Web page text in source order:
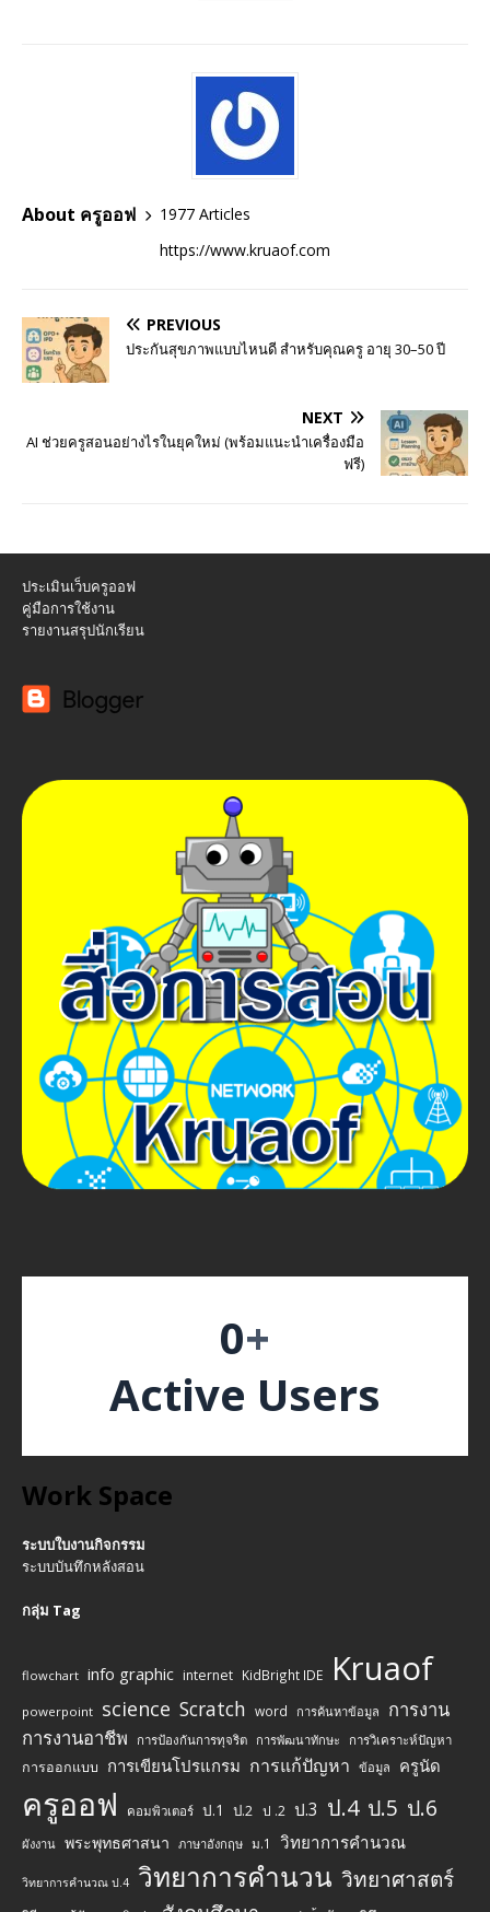
About ครูออฟ
1977 Articles
https://www.kruaof.com
PREVIOUS
ประกันสุขภาพแบบไหนดี สำหรับคุณครู อายุ 30–50 ปี
NEXT
AI ช่วยครูสอนอย่างไรในยุคใหม่ (พร้อมแนะนำเครื่องมือ
ฟรี)
ประเมินเว็บครูออฟ
คู่มือการใช้งาน
รายงานสรุปนักเรียน
0+
Active Users
Work Space
ระบบใบงานกิจกรรม
ระบบบันทึกหลังสอน
กลุ่ม Tag
flowchart info graphic internet KidBright IDE Kruaof
powerpoint science Scratch word การค้นหาข้อมูล
การงาน
การงานอาชีพ
การป้องกันการทุจริต การพัฒนาทักษะ การวิเคราะห์ปัญหา
การออกแบบ การเขียนโปรแกรม การแก้ปัญหา ข้อมูล ครูนัด
ครูออฟ คอมพิวเตอร์ ป.1 ป.2 ป .2 ป.3 ป.4 ป.5 ป.6
ผังงาน พระพุทธศาสนา ภาษาอังกฤษ ม.1 วิทยาการคำนวณ
วิทยาการคำนวณ ป.4 วิทยาการคำนวน วิทยาศาสตร์